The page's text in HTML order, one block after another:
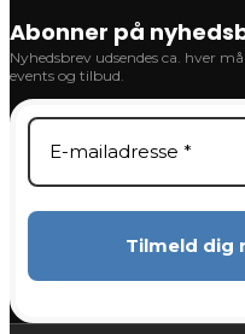
Abonner på
Nyhedsbrev udsendes ca. hver
events og tilbud.